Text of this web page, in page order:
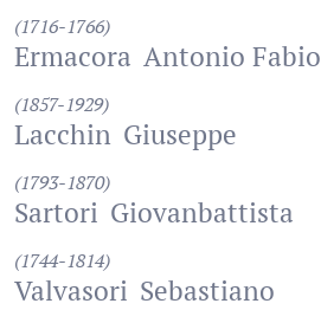
(1716-1766)
Ermacora Antonio Fabio
(1857-1929)
Lacchin Giuseppe
(1793-1870)
Sartori Giovanbattista
(1744-1814)
Valvasori Sebastiano